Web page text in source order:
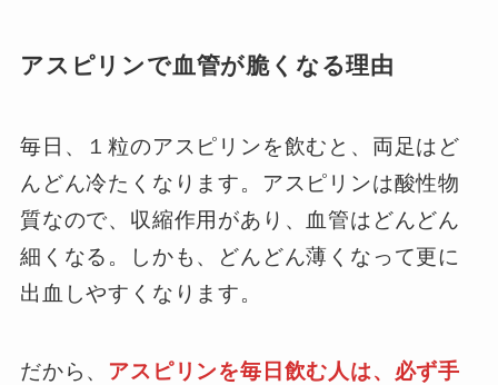
アスピリンで血管が脆くなる理由
毎日、１粒のアスピリンを飲むと、両足はど
んどん冷たくなります。アスピリンは酸性物
質なので、収縮作用があり、血管はどんどん
細くなる。しかも、どんどん薄くなって更に
出血しやすくなります。
だから、 アスピリンを毎日飲む人は、必ず手